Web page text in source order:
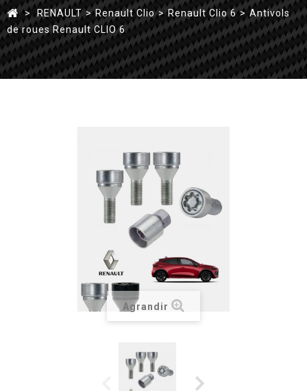
> RENAULT > Renault Clio > Renault Clio 6 > Antivols
de roues Renault CLIO 6
Agrandir